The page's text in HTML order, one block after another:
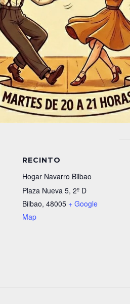
RECINTO
Hogar Navarro Bilbao
Plaza Nueva 5, 2º D
Bilbao, 48005 + Google
Map